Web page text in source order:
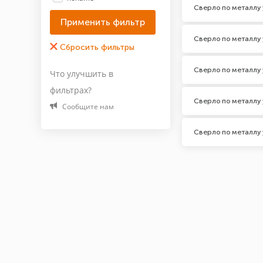
Что улучшить в
фильтрах?
Сообщите нам
Сверло по
Сверло по металлу
Сверло по металлу
Сверло по металлу
Сверло по металлу